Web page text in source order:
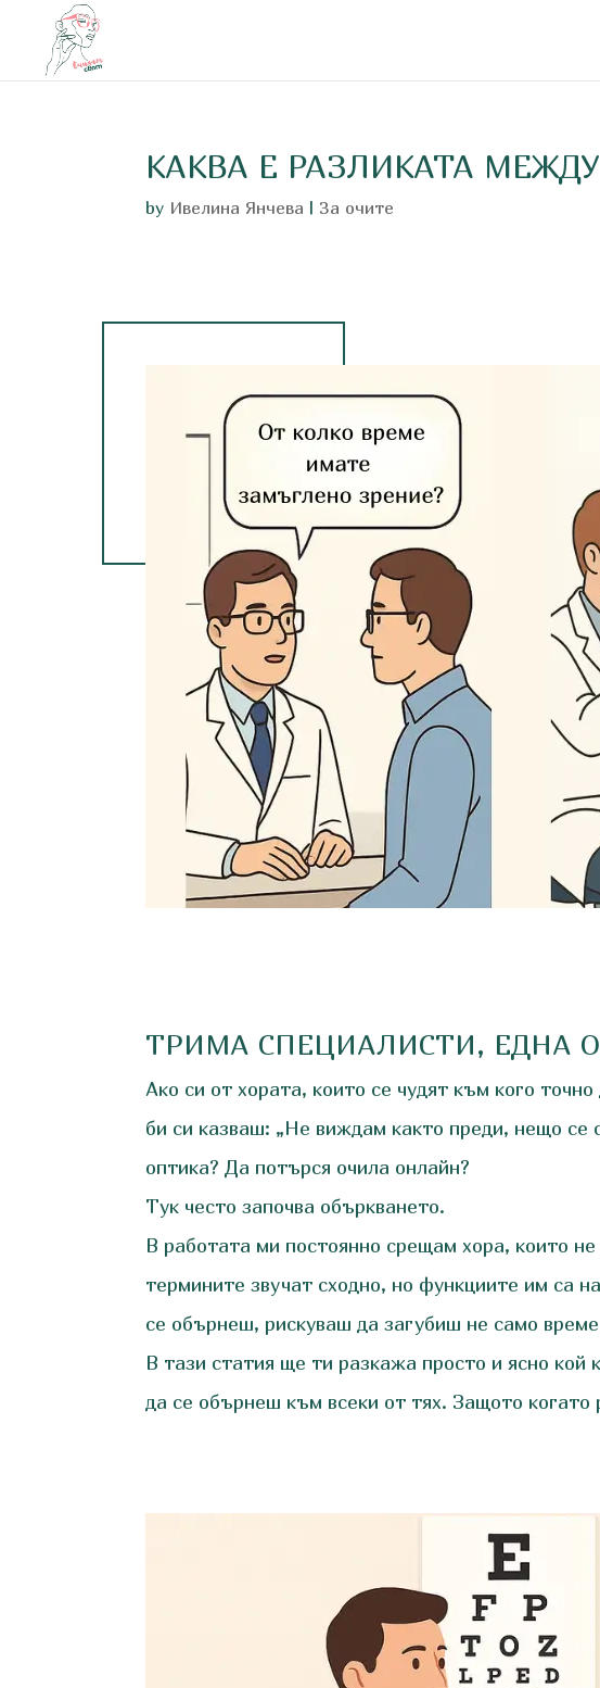
КАКВА Е РАЗЛИКАТА
by Ивелина Янчева | За очите
ТРИМА СПЕЦИАЛИСТИ, ЕДНА
Ако си от хората, които се чудят към кого
би си казваш: „Не виждам както преди, нещо се
оптика? Да потърся очила онлайн?
Тук често започва объркването.
В работата ми постоянно срещам хора, които
термините звучат сходно, но функциите им са
се обърнеш, рискуваш да загубиш не само
В тази статия ще ти разкажа просто и ясно кой
да се обърнеш към всеки от тях. Защото